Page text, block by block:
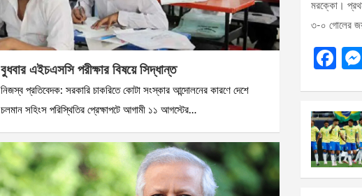
বুধবার এইচএসসি পরীক্ষার বিষয়ে সিদ্ধান্ত
নিজস্ব প্রতিবেদক: সরকারি চাকরিতে কোটা সংস্কার আন্দোলনের কারণে দেশে
চলমান সহিংস পরিস্থিতির প্রেক্ষাপটে আগামী ১১ আগস্টের…
মরক্কো।
৩-০ গোলের জয়
F
b
o
o